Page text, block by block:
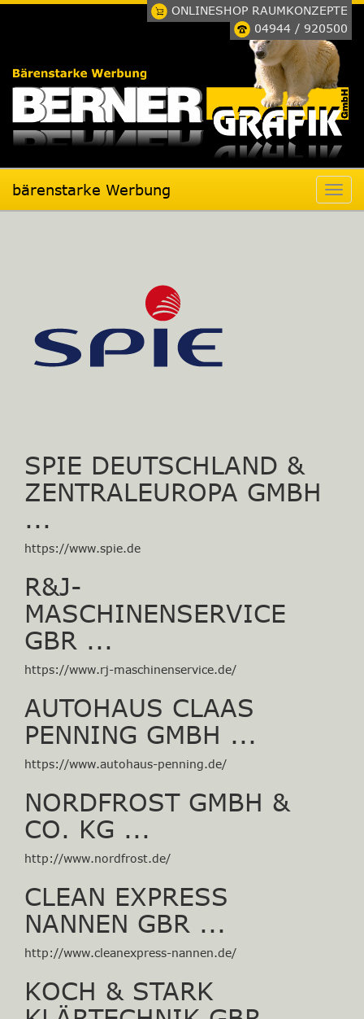
ONLINESHOP RAUMKONZEPTE
04944 / 920500
bärenstarke Werbung
SPIE DEUTSCHLAND &
ZENTRALEUROPA GMBH
...
https://www.spie.de
R&J-
MASCHINENSERVICE
GBR ...
https://www.rj-maschinenservice.de/
AUTOHAUS CLAAS
PENNING GMBH ...
https://www.autohaus-penning.de/
NORDFROST GMBH &
CO. KG ...
http://www.nordfrost.de/
CLEAN EXPRESS
NANNEN GBR ...
http://www.cleanexpress-nannen.de/
KOCH & STARK